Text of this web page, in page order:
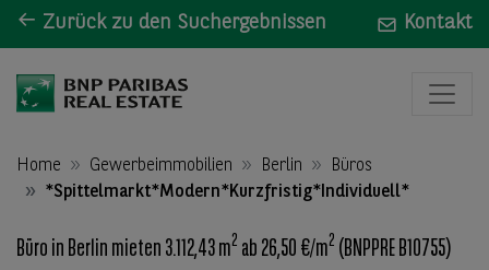
Zurück zu den Suchergebnissen Kontakt
Home Gewerbeimmobilien Berlin
Büros
*Spittelmarkt*Modern*Kurzfristig*Individuell*
Büro in Berlin mieten 3.112,43 m2 ab 26,50 €/m2 (BNPPRE B10755)